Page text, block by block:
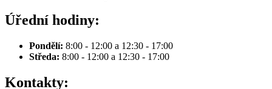
Úřední hodiny:
Pondělí: 8:00 - 12:00 a 12:30 - 17:00
Středa: 8:00 - 12:00 a 12:30 - 17:00
Kontakty: